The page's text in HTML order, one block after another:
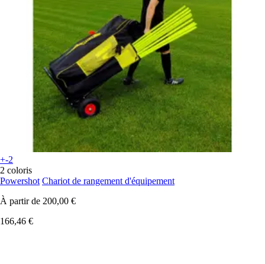
+-2
2 coloris
Powershot Chariot de rangement d'équipement
À partir de 200,00 €
166,46 €